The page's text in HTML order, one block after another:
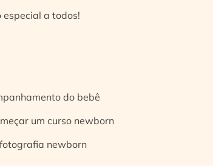
especial a todos!
do bebê
um curso newborn
newborn